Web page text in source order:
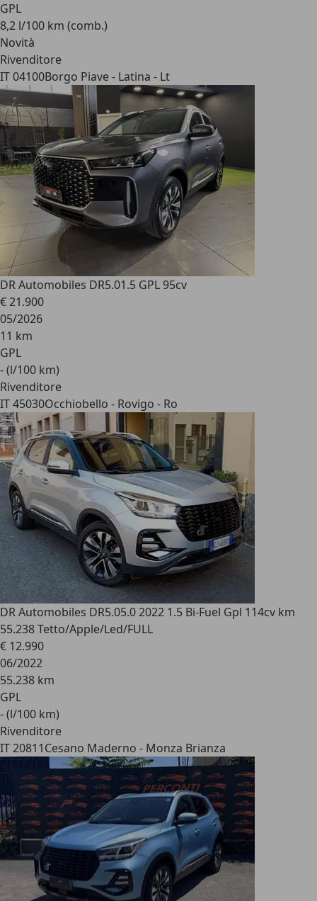
GPL
8,2 l/100 km (comb.)
Novità
Rivenditore
IT 04100Borgo Piave - Latina - Lt
DR Automobiles DR5.01.5 GPL 95cv
€ 21.900
05/2026
11 km
GPL
- (l/100 km)
Rivenditore
IT 45030Occhiobello - Rovigo - Ro
DR Automobiles DR5.05.0 2022 1.5 Bi-Fuel Gpl 114cv km
55.238 Tetto/Apple/Led/FULL
€ 12.990
06/2022
55.238 km
GPL
- (l/100 km)
Rivenditore
IT 20811Cesano Maderno - Monza Brianza